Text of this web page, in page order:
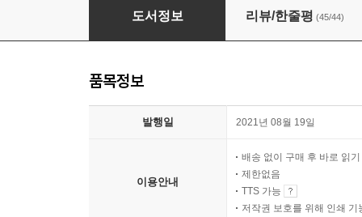
어떻게 죽음을 맞이할 것인가?
도서정보 리뷰/한줄평 (45/44)
품목정보
발행일 2021년 08월 19일
이용안내
배송 없이 구매 후 바로 읽기
제한없음
TTS 가능
저작권 보호를 위해 인쇄 기